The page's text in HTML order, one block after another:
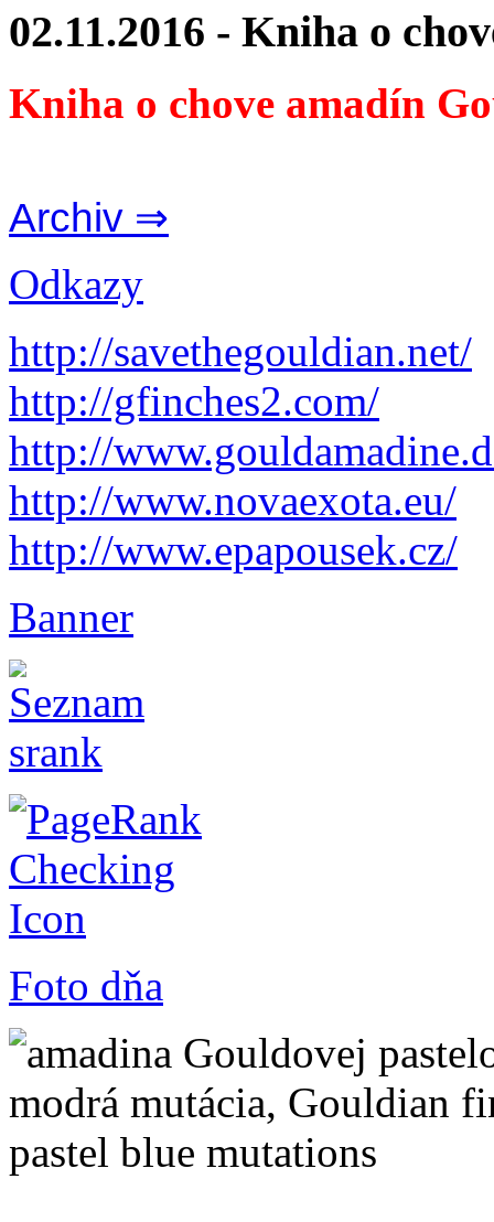
02.11.2016 - Kniha o
Kniha o chove amadín
Archiv ⇒
Odkazy
http://savethegouldian.net/
http://gfinches2.com/
http://
http://www.novaexota.eu/
http://www.epapousek.cz/
Banner
Foto dňa